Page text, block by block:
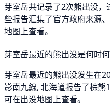
芽室岳共记录了2次熊出没
些报告汇集了官方政府来源
地图上查看。
芽室岳最近的熊出没是何时何
芽室岳最近的熊出没发生在
影南九線, 北海道报告了棕
可在出没地图上查看。